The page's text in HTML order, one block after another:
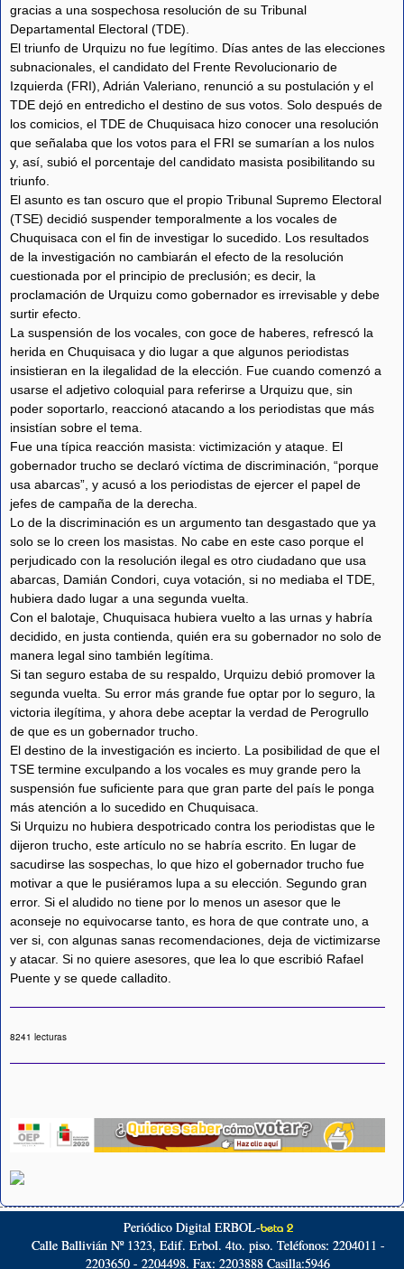
gracias a una sospechosa resolución de su Tribunal
Departamental Electoral (TDE).
El triunfo de Urquizu no fue legítimo. Días antes de las elecciones
subnacionales, el candidato del Frente Revolucionario de
Izquierda (FRI), Adrián Valeriano, renunció a su postulación y el
TDE dejó en entredicho el destino de sus votos. Solo después de
los comicios, el TDE de Chuquisaca hizo conocer una resolución
que señalaba que los votos para el FRI se sumarían a los nulos
y, así, subió el porcentaje del candidato masista posibilitando su
triunfo.
El asunto es tan oscuro que el propio Tribunal Supremo Electoral
(TSE) decidió suspender temporalmente a los vocales de
Chuquisaca con el fin de investigar lo sucedido. Los resultados
de la investigación no cambiarán el efecto de la resolución
cuestionada por el principio de preclusión; es decir, la
proclamación de Urquizu como gobernador es irrevisable y debe
surtir efecto.
La suspensión de los vocales, con goce de haberes, refrescó la
herida en Chuquisaca y dio lugar a que algunos periodistas
insistieran en la ilegalidad de la elección. Fue cuando comenzó a
usarse el adjetivo coloquial para referirse a Urquizu que, sin
poder soportarlo, reaccionó atacando a los periodistas que más
insistían sobre el tema.
Fue una típica reacción masista: victimización y ataque. El
gobernador trucho se declaró víctima de discriminación, “porque
usa abarcas”, y acusó a los periodistas de ejercer el papel de
jefes de campaña de la derecha.
Lo de la discriminación es un argumento tan desgastado que ya
solo se lo creen los masistas. No cabe en este caso porque el
perjudicado con la resolución ilegal es otro ciudadano que usa
abarcas, Damián Condori, cuya votación, si no mediaba el TDE,
hubiera dado lugar a una segunda vuelta.
Con el balotaje, Chuquisaca hubiera vuelto a las urnas y habría
decidido, en justa contienda, quién era su gobernador no solo de
manera legal sino también legítima.
Si tan seguro estaba de su respaldo, Urquizu debió promover la
segunda vuelta. Su error más grande fue optar por lo seguro, la
victoria ilegítima, y ahora debe aceptar la verdad de Perogrullo
de que es un gobernador trucho.
El destino de la investigación es incierto. La posibilidad de que el
TSE termine exculpando a los vocales es muy grande pero la
suspensión fue suficiente para que gran parte del país le ponga
más atención a lo sucedido en Chuquisaca.
Si Urquizu no hubiera despotricado contra los periodistas que le
dijeron trucho, este artículo no se habría escrito. En lugar de
sacudirse las sospechas, lo que hizo el gobernador trucho fue
motivar a que le pusiéramos lupa a su elección. Segundo gran
error. Si el aludido no tiene por lo menos un asesor que le
aconseje no equivocarse tanto, es hora de que contrate uno, a
ver si, con algunas sanas recomendaciones, deja de victimizarse
y atacar. Si no quiere asesores, que lea lo que escribió Rafael
Puente y se quede calladito.
8241 lecturas
Periódico Digital ERBOL-beta 2
Calle Ballivián Nº 1323, Edif. Erbol. 4to. piso. Teléfonos: 2204011 -
2203650 - 2204498. Fax: 2203888 Casilla:5946